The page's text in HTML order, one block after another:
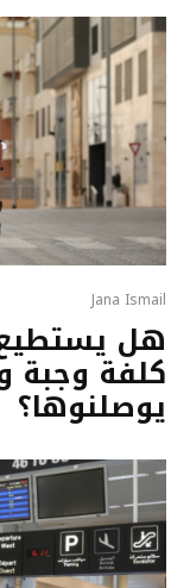
Jana Ismail
هل
كلفة وجبة
يوصلنوها؟